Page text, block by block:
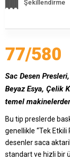
409 Nolu Sokak
77/580
Sac Desen
Beyaz Esya, Çelik
temel
Bu tip preslerde
genellikle “Tek
desenler saca
standart ve hizli bir
Şekillendirme